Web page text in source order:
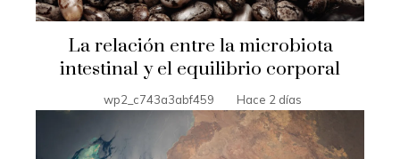
La relación entre la microbiota
intestinal y el equilibrio corporal
wp2_c743a3abf459 Hace 2 días